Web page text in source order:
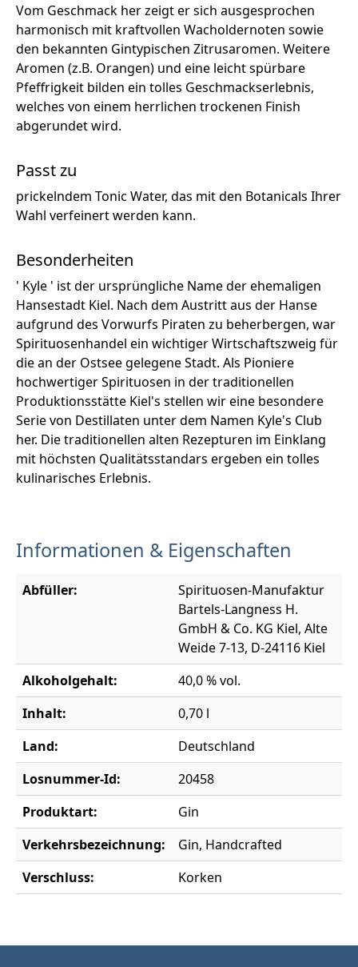
Vom Geschmack her zeigt er sich ausgesprochen
harmonisch mit kraftvollen Wacholdernoten sowie
den bekannten Gintypischen Zitrusaromen. Weitere
Aromen (z.B. Orangen) und eine leicht spürbare
Pfeffrigkeit bilden ein tolles Geschmackserlebnis,
welches von einem herrlichen trockenen Finish
abgerundet wird.
Passt zu
prickelndem Tonic Water, das mit den Botanicals Ihrer
Wahl verfeinert werden kann.
Besonderheiten
' Kyle ' ist der ursprüngliche Name der ehemaligen
Hansestadt Kiel. Nach dem Austritt aus der Hanse
aufgrund des Vorwurfs Piraten zu beherbergen, war
Spirituosenhandel ein wichtiger Wirtschaftszweig für
die an der Ostsee gelegene Stadt. Als Pioniere
hochwertiger Spirituosen in der traditionellen
Produktionsstätte Kiel's stellen wir eine besondere
Serie von Destillaten unter dem Namen Kyle's Club
her. Die traditionellen alten Rezepturen im Einklang
mit höchsten Qualitätsstandars ergeben ein tolles
kulinarisches Erlebnis.
Informationen & Eigenschaften
Abfüller:
Spirituosen-Manufaktur
Bartels-Langness H.
GmbH & Co. KG Kiel, Alte
Weide 7-13, D-24116 Kiel
Alkoholgehalt:
40,0 % vol.
Inhalt:
0,70 l
Land:
Deutschland
Losnummer-Id:
20458
Produktart:
Gin
Verkehrsbezeichnung:
Gin, Handcrafted
Verschluss:
Korken